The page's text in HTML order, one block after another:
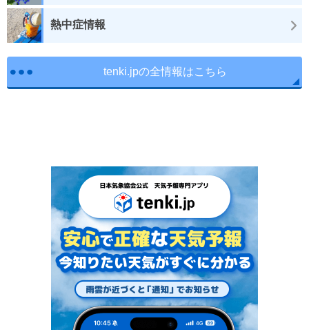
熱中症情報
tenki.jpの全情報はこちら